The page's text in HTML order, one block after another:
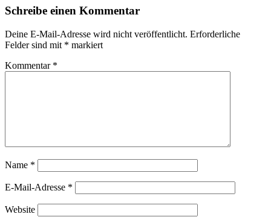
Schreibe einen Kommentar
Deine E-Mail-Adresse wird nicht veröffentlicht. Erforderliche
Felder sind mit * markiert
Kommentar *
Name *
E-Mail-Adresse *
Website